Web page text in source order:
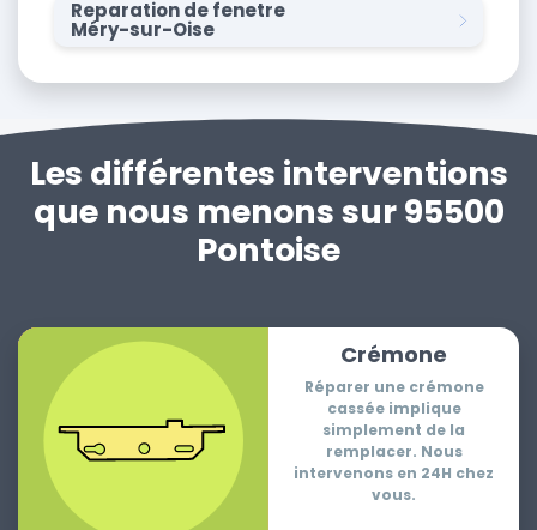
Reparation de fenetre
Méry-sur-Oise
Les différentes interventions
que nous menons sur 95500
Pontoise
Crémone
Réparer une crémone
cassée implique
simplement de la
remplacer. Nous
intervenons en 24H chez
vous.